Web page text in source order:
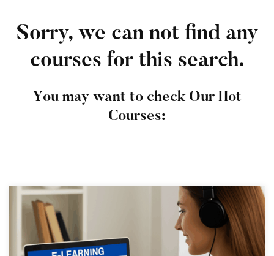
Sorry, we can not find any
courses for this search.
You may want to check Our Hot
Courses: